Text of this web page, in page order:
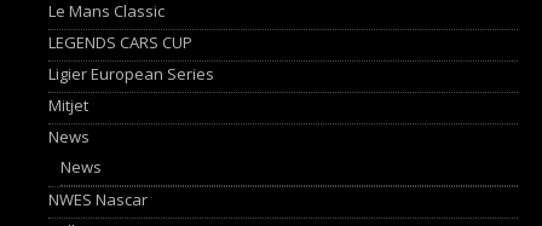
Le Mans Classic
LEGENDS CARS CUP
Ligier European Series
Mitjet
News
News
NWES Nascar